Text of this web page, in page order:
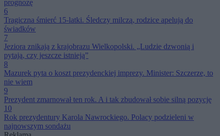
prognozę
6
Tragiczna śmierć 15-latki. Śledczy milczą, rodzice apelują do
świadków
7
Jeziora znikają z krajobrazu Wielkopolski. „Ludzie dzwonią i
pytają, czy jeszcze istnieją”
8
Mazurek pyta o koszt prezydenckiej imprezy. Minister: Szczerze, to
nie wiem
9
Prezydent zmarnował ten rok. A i tak zbudował sobie silną pozycję
10
Rok prezydentury Karola Nawrockiego. Polacy podzieleni w
najnowszym sondażu